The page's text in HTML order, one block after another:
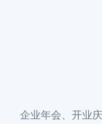
企业年会、开业